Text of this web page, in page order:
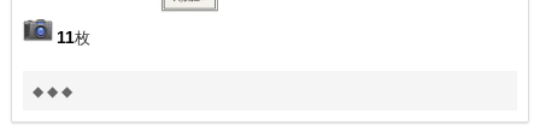
11枚
◆ ◆ ◆